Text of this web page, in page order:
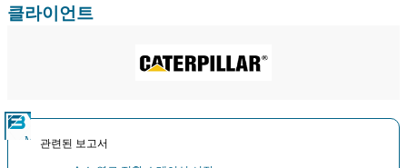
클라이언트
관련된 보고서